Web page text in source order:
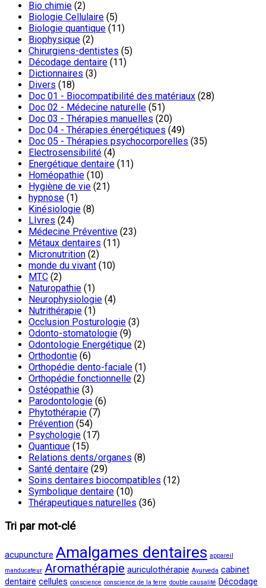
Bio chimie (2)
Biologie Cellulaire (5)
Biologie quantique (11)
Biophysique (2)
Chirurgiens-dentistes (5)
Décodage dentaire (11)
Dictionnaires (3)
Divers (18)
Doc 01 - Biocompatibilité des matériaux (28)
Doc 02 - Médecine naturelle (51)
Doc 03 - Thérapies manuelles (20)
Doc 04 - Thérapies énergétiques (49)
Doc 05 - Thérapies psychocorporelles (35)
Electrosensibilité (4)
Energétique dentaire (11)
Homéopathie (10)
Hygiène de vie (21)
hypnose (1)
Kinésiologie (8)
LIvres (24)
Médecine Préventive (23)
Métaux dentaires (11)
Micronutrition (2)
monde du vivant (10)
MTC (2)
Naturopathie (1)
Neurophysiologie (4)
Nutrithérapie (1)
Occlusion Posturologie (3)
Odonto-stomatologie (9)
Odontologie Energétique (2)
Orthodontie (6)
Orthopédie dento-faciale (1)
Orthopédie fonctionnelle (2)
Ostéopathie (3)
Parodontologie (6)
Phytothérapie (7)
Prévention (54)
Psychologie (17)
Quantique (15)
Relations dents/organes (8)
Santé dentaire (29)
Soins dentaires biocompatibles (12)
Symbolique dentaire (10)
Thérapeutiques naturelles (36)
Tri par mot-clé
acupuncture Amalgames dentaires appareil
manducateur Aromathérapie auriculothérapie Ayurveda cabinet
dentaire cellules conscience conscience de la terre double causalité Décodage